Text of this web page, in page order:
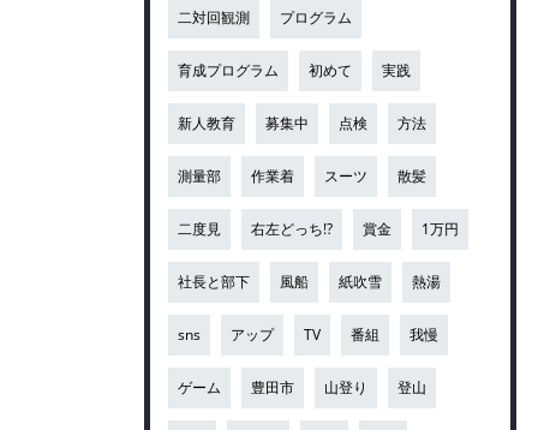
二対回観測 プログラム
育成プログラム 初めて 実践
新人教育 募集中 点検 方法
測量部 作業着 スーツ 散髪
二度見 右左どっち!? 賞金 1万円
社長と部下 風船 紙吹雪 熱湯
sns アップ TV 番組 我慢
ゲーム 豊田市 山登り 登山